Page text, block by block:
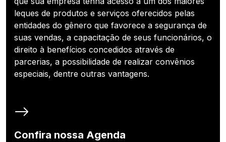
leques de produtos e serviços oferecidos pelas
entidades do gênero que favorece a segurança de
suas vendas, a capacitação de seus funcionários, o
direito à benefícios concedidos através de
parcerias, a possibilidade de realizar convênios
especiais, dentre outras vantagens.
Confira nossa Agenda